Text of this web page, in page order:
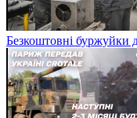
Безкоштовні буржуйки